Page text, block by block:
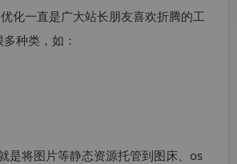
化一直是广大站长朋友喜欢折腾的工
种类，如：
是将图片等静态资源托管到图床、os